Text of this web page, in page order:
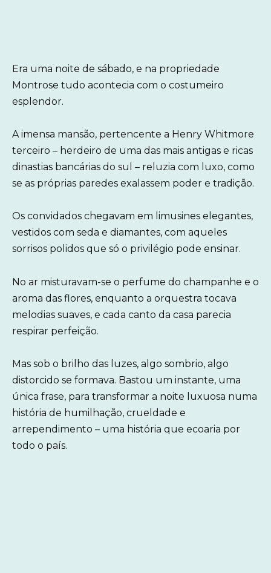
Era uma noite de sábado, e na propriedade
Montrose tudo acontecia com o costumeiro
esplendor.
A imensa mansão, pertencente a Henry Whitmore
terceiro – herdeiro de uma das mais antigas e ricas
dinastias bancárias do sul – reluzia com luxo, como
se as próprias paredes exalassem poder e tradição.
Os convidados chegavam em limusines elegantes,
vestidos com seda e diamantes, com aqueles
sorrisos polidos que só o privilégio pode ensinar.
No ar misturavam-se o perfume do champanhe e o
aroma das flores, enquanto a orquestra tocava
melodias suaves, e cada canto da casa parecia
respirar perfeição.
Mas sob o brilho das luzes, algo sombrio, algo
distorcido se formava. Bastou um instante, uma
única frase, para transformar a noite luxuosa numa
história de humilhação, crueldade e
arrependimento – uma história que ecoaria por
todo o país.